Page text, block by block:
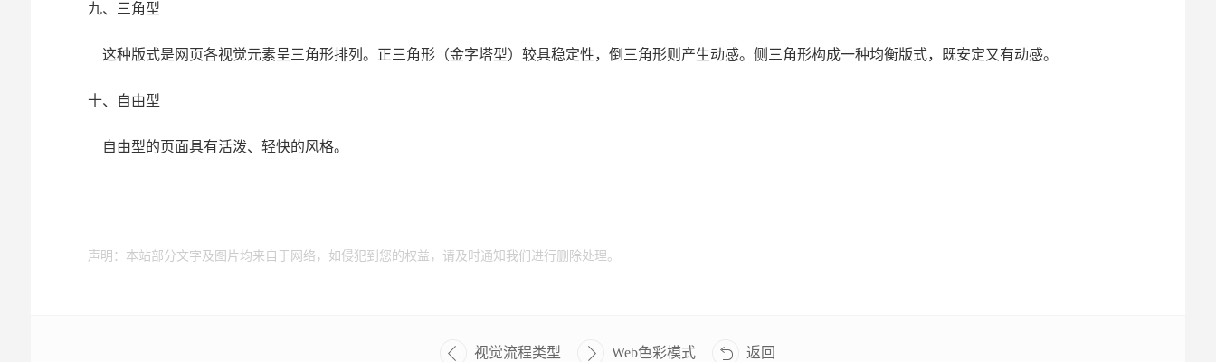
九、三角型
这种版式是网页各视觉元素呈三角形排列。正三角形（金字塔型）较具稳定性，倒三角形则产生动感。侧三角形构成一种均衡版式，既安定又有动感。
十、自由型
自由型的页面具有活泼、轻快的风格。
声明：本站部分文字及图片均来自于网络，如侵犯到您的权益，请及时通知我们进行删除处理。
视觉流程类型 Web色彩模式 返回